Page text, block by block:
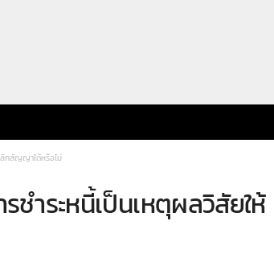
ลิกสัญญาได้หรือไม่
ชำระหนี้เป็นเหตุผลวิสัยให้